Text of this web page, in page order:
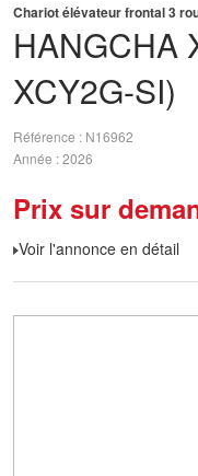
HANGCHA
XCY2G-SI)
Chariot élévateur frontal 3
Référence
N16962
Année 2026
Prix sur
Voir l'annonce en détail